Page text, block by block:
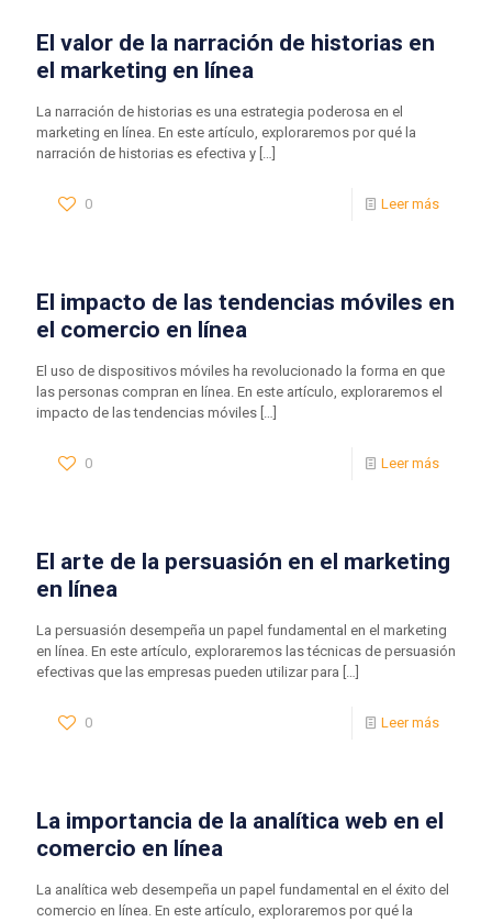
El valor de la narración de historias en
el marketing en línea
La narración de historias es una estrategia poderosa en el
marketing en línea. En este artículo, exploraremos por qué la
narración de historias es efectiva y […]
0 Leer más
El impacto de las tendencias móviles en
el comercio en línea
El uso de dispositivos móviles ha revolucionado la forma en que
las personas compran en línea. En este artículo, exploraremos el
impacto de las tendencias móviles […]
0 Leer más
El arte de la persuasión en el marketing
en línea
La persuasión desempeña un papel fundamental en el marketing
en línea. En este artículo, exploraremos las técnicas de persuasión
efectivas que las empresas pueden utilizar para […]
0 Leer más
La importancia de la analítica web en el
comercio en línea
La analítica web desempeña un papel fundamental en el éxito del
comercio en línea. En este artículo, exploraremos por qué la